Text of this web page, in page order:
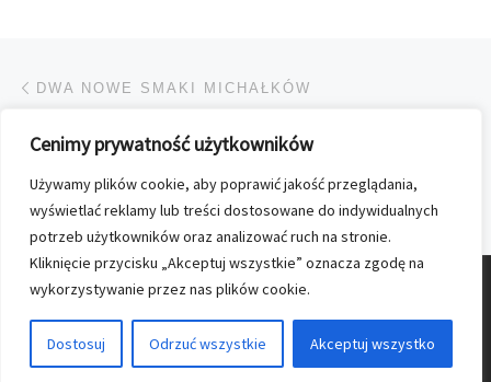
Cenimy prywatność użytkowników
Używamy plików cookie, aby poprawić jakość przeglądania,
wyświetlać reklamy lub treści dostosowane do indywidualnych
potrzeb użytkowników oraz analizować ruch na stronie.
Kliknięcie przycisku „Akceptuj wszystkie” oznacza zgodę na
wykorzystywanie przez nas plików cookie.
Dostosuj Odrzuć wszystkie Akceptuj wszystko
Przeglądanie Wpisów
DWA NOWE SMAKI MICHAŁKÓW
POWRÓT DO LISTY
© 2026 Nasz Kolporter – Wszelkie prawa zastrzezone